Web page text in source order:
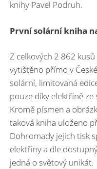
knihy Pavel Podruh.
První solární kniha
Z celkových 2 862
vytištěno přímo v
solární, limitovaná
pouze díky elektřině
Kromě písmen a
taková kniha uloženo
Dohromady jejich tisk
elektřiny a dle
jedná o světový unikát.